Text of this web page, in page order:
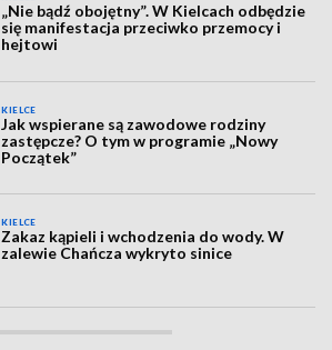
„Nie bądź obojętny”. W Kielcach odbędzie
się manifestacja przeciwko przemocy i
hejtowi
KIELCE
Jak wspierane są zawodowe rodziny
zastępcze? O tym w programie „Nowy
Początek”
KIELCE
Zakaz kąpieli i wchodzenia do wody. W
zalewie Chańcza wykryto sinice